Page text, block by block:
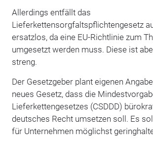
Allerdings entfällt das
Lieferkettensorgfaltspflichtengesetz
ersatzlos, da eine EU-Richtlinie zum
umgesetzt werden muss. Diese ist
streng.
Der Gesetzgeber plant eigenen
neues Gesetz, dass die
Lieferkettengesetzes (CSDDD)
deutsches Recht umsetzen soll. Es
für Unternehmen möglichst